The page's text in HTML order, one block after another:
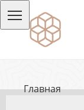
Главная